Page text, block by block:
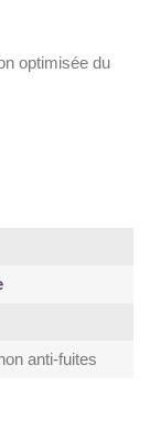
optimisée du
anti-fuites